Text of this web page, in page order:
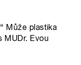
Může plastika
MUDr. Evou